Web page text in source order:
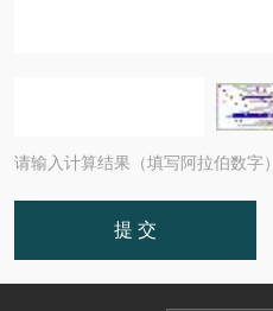
请输入计算结果（填写阿拉伯数字